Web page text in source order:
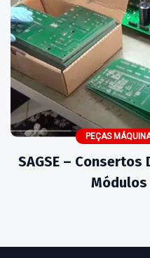
PEÇAS
SAGSE – Consertos